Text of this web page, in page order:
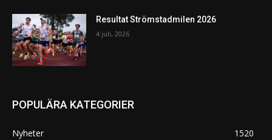
Resultat Strömstadmilen 2026
4 juli, 2026
POPULÄRA KATEGORIER
Nyheter
1520